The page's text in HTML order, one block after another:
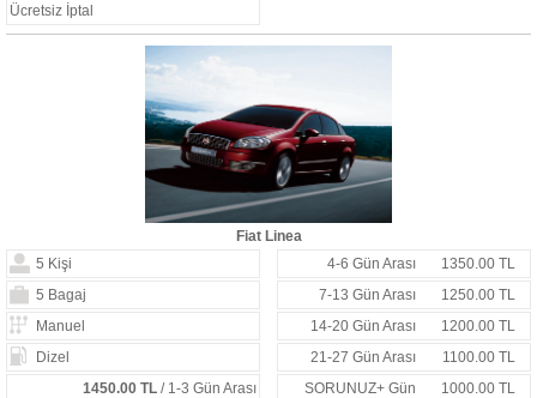
Ücretsiz İptal
Fiat Linea
5 Kişi
4-6 Gün Arası
1350.00 TL
5 Bagaj
7-13 Gün Arası
1250.00 TL
Manuel
14-20 Gün Arası
1200.00 TL
Dizel
21-27 Gün Arası
1100.00 TL
1450.00 TL/ 1-3 Gün Arası SORUNUZ+ Gün 1000.00 TL